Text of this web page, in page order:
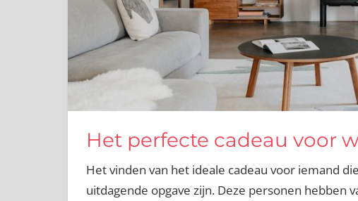
Het perfecte cadeau voor
Het vinden van het ideale cadeau voor iemand
uitdagende opgave zijn. Deze personen hebben